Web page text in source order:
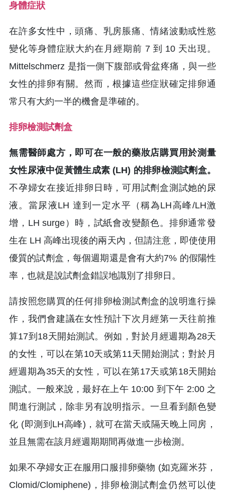
身體症狀
在許多女性中，頭痛、乳房脹痛、情緒波動或性慾
變化等身體症狀大約在月經期前 7 到 10 天出現。
Mittelschmerz 是指一側下腹部或骨盆疼痛，與一些
女性的排卵有關。然而，根據這些症狀確定排卵通
常只有大約一半的機會是準確的。
排卵檢測試劑盒
無需醫師處方，即可在一般的藥妝店購買用於測量
女性尿液中促黃體生成素 (LH) 的排卵檢測試劑盒。
不孕婦女在接近排卵日時，可用試劑盒測試她的尿
液。當尿液LH 達到一定水平（稱為LH高峰/LH激
增，LH surge）時，試紙會改變顏色。排卵通常發
生在 LH 高峰出現後的兩天內，但請注意，即使使用
優質的試劑盒，每個週期還是會有大約7% 的假陽性
率，也就是說試劑盒錯誤地識別了排卵日。
請按照您購買的任何排卵檢測試劑盒的說明進行操
作，我們會建議在女性預計下次月經第一天往前推
算17到18天開始測試。例如，對於月經週期為28天
的女性，可以在第10天或第11天開始測試；對於月
經週期為35天的女性，可以在第17天或第18天開始
測試。一般來說，最好在上午 10:00 到下午 2:00 之
間進行測試，除非另有說明指示。一旦看到顏色變
化 (即測到LH高峰)，就可在當天或隔天晚上同房，
並且無需在該月經週期期間再做進一步檢測。
如果不孕婦女正在服用口服排卵藥物 (如克羅米芬，
Clomid/Clomiphene)，排卵檢測試劑盒仍然可以使